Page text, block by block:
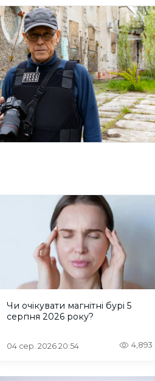
Чи очікувати магнітні бурі 5
серпня 2026 року?
04 сер. 2026 20:54 4,893